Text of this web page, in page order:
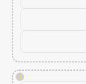
!